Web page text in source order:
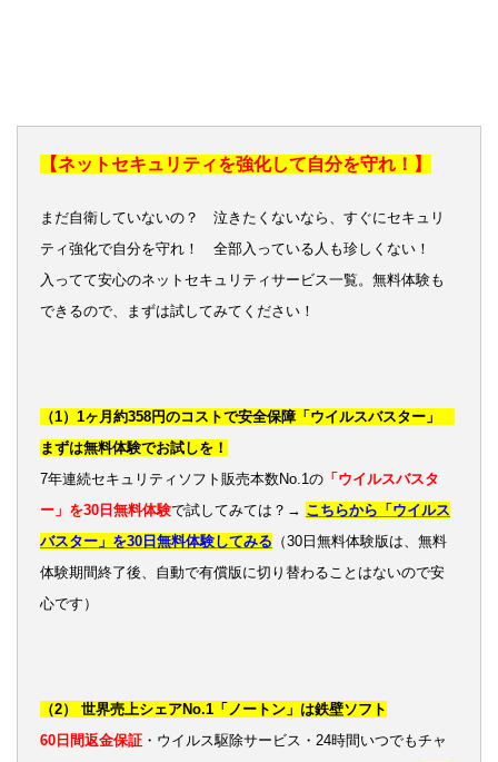
【ネットセキュリティを強化して自分を守れ！】
まだ自衛していないの？ 泣きたくないなら、すぐにセキュリ
ティ強化で自分を守れ！ 全部入っている人も珍しくない！
入ってて安心のネットセキュリティサービス一覧。無料体験も
できるので、まずは試してみてください！
（1）1ヶ月約358円のコストで安全保障「ウイルスバスター」
まずは無料体験でお試しを！
7年連続セキュリティソフト販売本数No.1の 「ウイルスバスタ
ー」を30日無料体験で試してみては？→ こちらから「ウイルス
バスター」を30日無料体験してみる （30日無料体験版は、無料
体験期間終了後、自動で有償版に切り替わることはないので安
心です）
（2） 世界売上シェアNo.1「ノートン」は鉄壁ソフト
60日間返金保証 ・ウイルス駆除サービス・24時間いつでもチャ